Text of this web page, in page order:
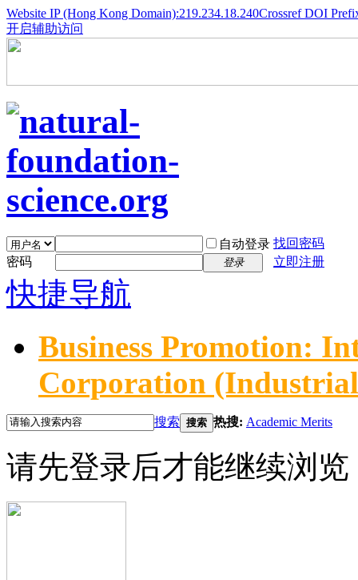
Website IP (Hong Kong Domain):219.234.18.240Crossref DOI
开启辅助访问
自动登录 找回密码
密码
登录 立即注册
快捷导航
Business Promotion:
Corporation
搜索 搜索 热搜: Academic Merits
请先登录后才能继续浏览